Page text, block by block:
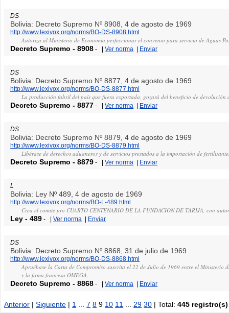
DS
Bolivia: Decreto Supremo Nº 8908, 4 de agosto de 1969
http://www.lexivox.org/norms/BO-DS-8908.html
Autoriza al Ministerio de Economia perfeccionar el convenio para servicio de Aguas
Decreto Supremo -8908 - |Ver norma | Enviar
DS
Bolivia: Decreto Supremo Nº 8877, 4 de agosto de 1969
http://www.lexivox.org/norms/BO-DS-8877.html
La producción fabril del país que fuera exportada, gozará del beneficio de devolución
Decreto Supremo -8877 - |Ver norma | Enviar
DS
Bolivia: Decreto Supremo Nº 8879, 4 de agosto de 1969
http://www.lexivox.org/norms/BO-DS-8879.html
Libérase de derechos aduaneros y de servicios prestados a la importación de
Decreto Supremo -8879 - |Ver norma | Enviar
L
Bolivia: Ley Nº 489, 4 de agosto de 1969
http://www.lexivox.org/norms/BO-L-489.html
Crea el comite pro CUARTO CENTENARIO DE LA FUNDACION DE TARIJA, con
Ley -489 - |Ver norma | Enviar
DS
Bolivia: Decreto Supremo Nº 8868, 31 de julio de 1969
http://www.lexivox.org/norms/BO-DS-8868.html
Apruébase la Carta de Compromiso suscrita el 22 de Julio de 1969 entre el Ministerio
y la firma francesa OMEGA.
Decreto Supremo -8868 - |Ver norma | Enviar
Anterior |Siguiente | 1 ...7 8 9 10 11 29 30 | Total:445 registro(s)